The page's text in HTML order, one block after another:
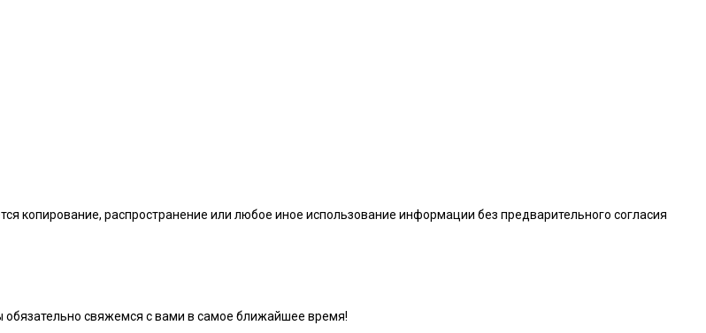
копирование, распространение или любое иное использование информации без предварительного согласия
свяжемся с вами в самое ближайшее время!